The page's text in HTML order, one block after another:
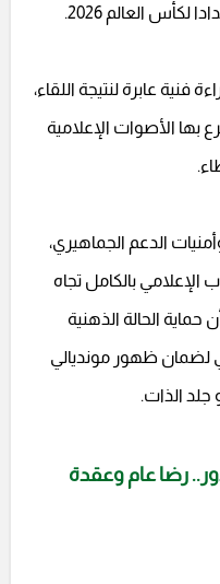
عابرة لنتيجة اللقاء،
بها الأصوات الإعلامية
الدعم الجماهيري،
بالكامل تجاه
حماية الحالة الذهنية
لضمان ظهور مونديالي
الذات.
رضا عام وعقدة